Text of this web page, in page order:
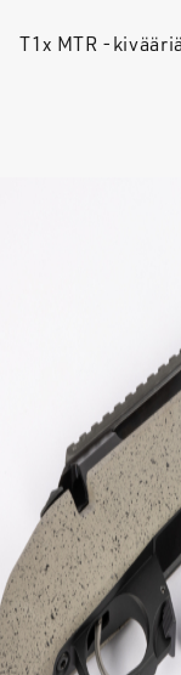
T1x MTR -